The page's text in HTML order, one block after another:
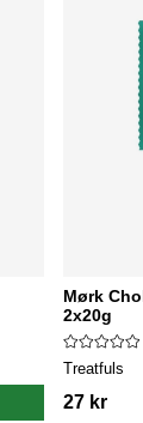
Mørk
2x20g
Treatfuls
27 kr